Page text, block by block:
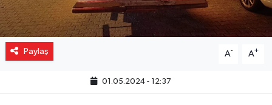
Paylaş A- A+
01.05.2024 - 12:37